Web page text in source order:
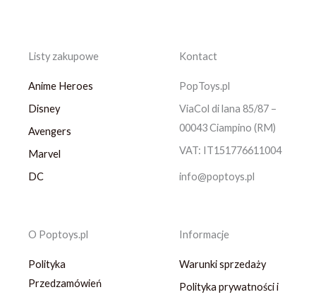
Listy zakupowe
Anime Heroes
Disney
Avengers
Marvel
DC
Kontact
PopToys.pl
ViaCol di lana 85/87 –
00043 Ciampino (RM)
VAT: IT151776611004
info@poptoys.pl
O Poptoys.pl
Polityka
Przedzamówień
Informacje
Warunki sprzedaży
Polityka prywatności i